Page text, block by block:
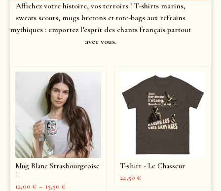
Affichez votre histoire, vos terroirs ! T-shirts marins,
sweats scouts, mugs bretons et tote-bags aux refrains
mythiques : emportez l’esprit des chants français partout
avec vous.
Mug Blanc Strasbourgeoise
!
12,00 € – 15,50 €
T-shirt - Le Chasseur
24,50 €